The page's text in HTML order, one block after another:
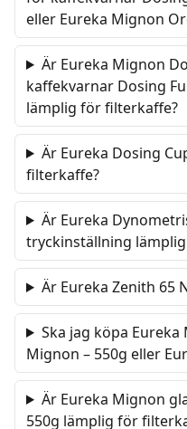
eller Eureka Mignon
Är Eureka Mignon
kaffekvarnar Dosing
lämplig för filterkaffe?
Är Eureka Dosing
filterkaffe?
Är Eureka
tryckinställning
Är Eureka Zenith 65
Ska jag köpa
Mignon – 550g eller
Är Eureka Mignon
550g lämplig för